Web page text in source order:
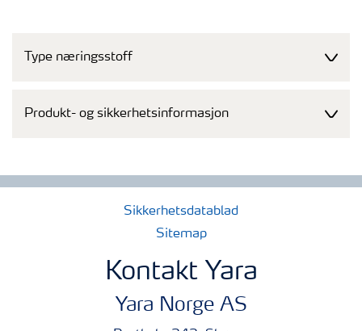
Produksjonssted: Vlaardingen, Holland
Type næringsstoff
Produkt- og sikkerhetsinformasjon
Sikkerhetsdatablad
Sitemap
Kontakt Yara
Yara Norge AS